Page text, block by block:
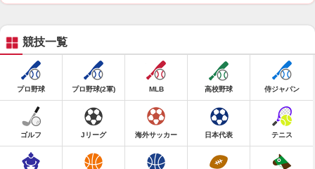
競技一覧
プロ野球 プロ野球(2軍) MLB 高校野球 侍ジャパン
ゴルフ Jリーグ 海外サッカー 日本代表 テニス